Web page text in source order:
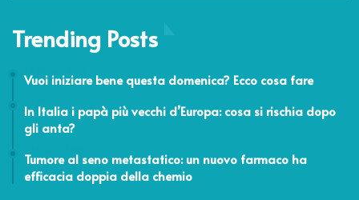
Trending Posts
Vuoi iniziare bene questa domenica? Ecco cosa fare
In Italia i papà più vecchi d’Europa: cosa si rischia dopo
gli anta?
Tumore al seno metastatico: un nuovo farmaco ha
efficacia doppia della chemio